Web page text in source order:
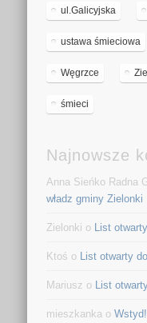
ul.Galicyjska
ustawa śmieciowa
Węgrzce
śmieci
Najnowsze
Anna Sieńko Radna
władz gminy Zielonki
Zielonki o List
Ktoś o List otwarty
Mariusz o List
mieszkanka o